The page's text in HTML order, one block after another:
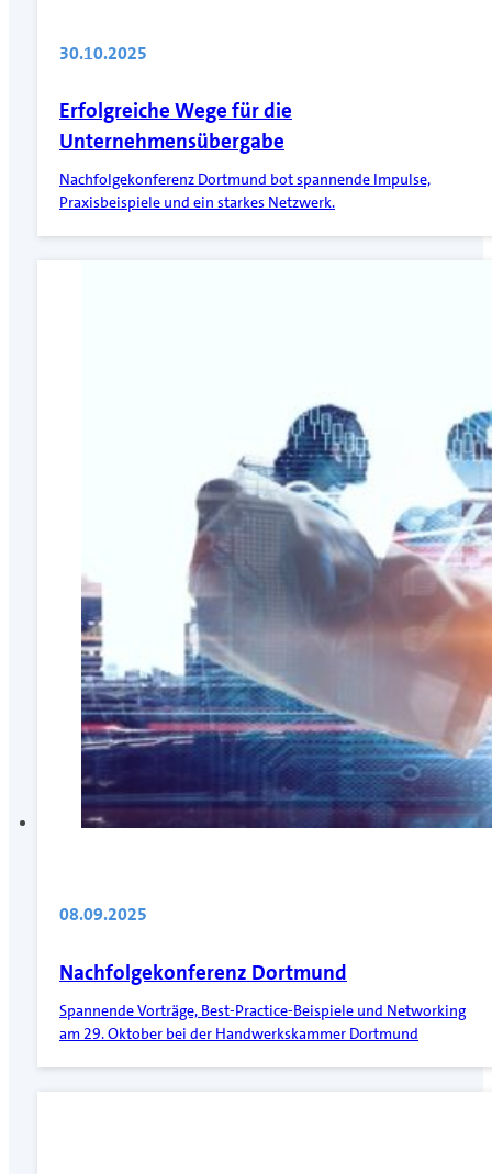
30.10.2025
Erfolgreiche Wege für die
Unternehmensübergabe
Nachfolgekonferenz Dortmund bot spannende Impulse,
Praxisbeispiele und ein starkes Netzwerk.
08.09.2025
Nachfolgekonferenz Dortmund
Spannende Vorträge, Best-Practice-Beispiele und Networking
am 29. Oktober bei der Handwerkskammer Dortmund